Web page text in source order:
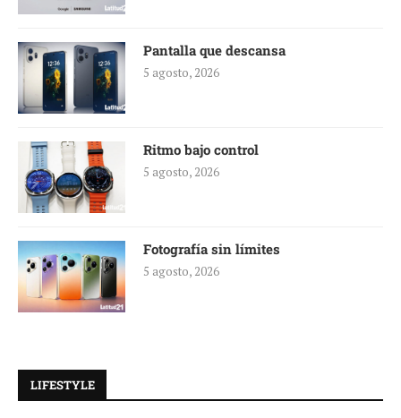
Pantalla que descansa
5 agosto, 2026
Ritmo bajo control
5 agosto, 2026
Fotografía sin límites
5 agosto, 2026
LIFESTYLE